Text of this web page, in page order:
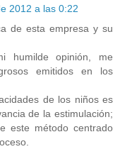
2012 a las 0:22
de esta empresa y su
humilde opinión, me
emitidos en los
de los niños es
de la estimulación;
este método centrado